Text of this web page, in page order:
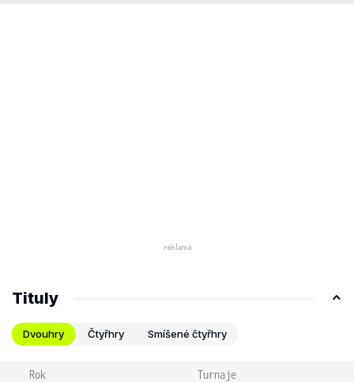
Tituly
Dvouhry Čtyřhry Smíšené čtyřhry
Rok Turnaje